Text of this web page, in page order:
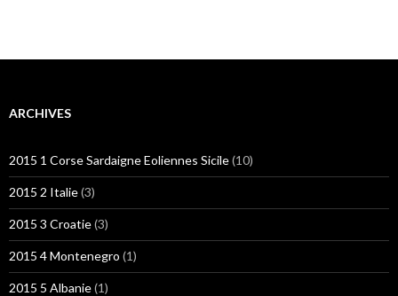
ARCHIVES
2015 1 Corse Sardaigne Eoliennes Sicile(10)
2015 2 Italie(3)
2015 3 Croatie(3)
2015 4 Montenegro (1)
2015 5 Albanie(1)